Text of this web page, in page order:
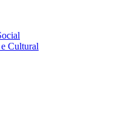
Cultural